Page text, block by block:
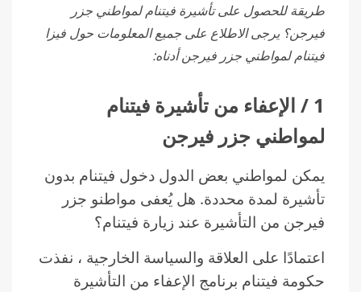
طريقة للحصول على تأشيرة فيتنام لمواطني جزر
فيرجن؟ يرجى الاطلاع على جميع المعلومات حول فيزا
فيتنام لمواطني جزر فيرجن أدناه:
1 / الإعفاء من تأشيرة فيتنام
لمواطني جزر فيرجن
يمكن لمواطني بعض الدول دخول فيتنام بدون
تأشيرة لمدة محددة. هل يُعفى مواطنو جزر
فيرجن من التأشيرة عند زيارة فيتنام؟
اعتمادًا على العلاقة والسياسة الخارجية ، نفذت
حكومة فيتنام برنامج الإعفاء من التأشيرة